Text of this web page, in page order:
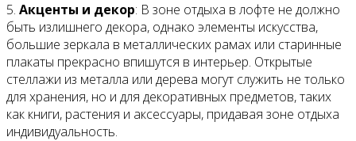
5. Акценты и декор: В зоне отдыха в лофте не должно
быть излишнего декора, однако элементы искусства,
большие зеркала в металлических рамах или старинные
плакаты прекрасно впишутся в интерьер. Открытые
стеллажи из металла или дерева могут служить не только
для хранения, но и для декоративных предметов, таких
как книги, растения и аксессуары, придавая зоне отдыха
индивидуальность.